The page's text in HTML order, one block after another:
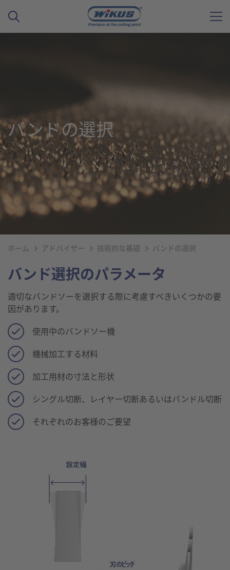
バンドの選択
ホーム アドバイザー 技術的な基礎 バンドの選択
バンド選択のパラメータ
適切なバンドソーを選択する際に考慮すべきいくつかの要
因があります。
使用中のバンドソー機
機械加工する材料
加工用材の寸法と形状
シングル切断、レイヤー切断あるいはバンドル切断
それぞれのお客様のご要望